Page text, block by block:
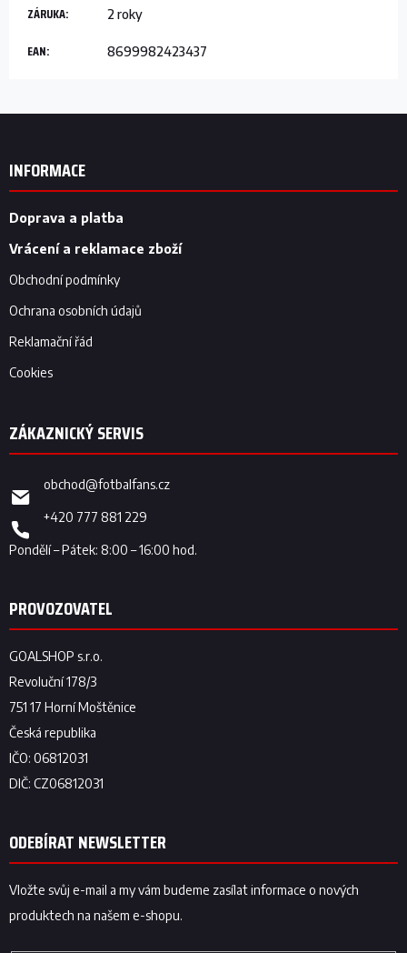
ZÁRUKA: 2 roky
EAN: 8699982423437
Z
INFORMACE
Doprava a platba
Vrácení a reklamace zboží
Obchodní podmínky
Ochrana osobních údajů
Reklamační řád
Cookies
obchod@fotbalfans.cz
+420 777 881 229
ODEBÍRAT NEWSLETTER
Vložte svůj e-mail a my vám budeme zasílat informace o nových
produktech na našem e-shopu.